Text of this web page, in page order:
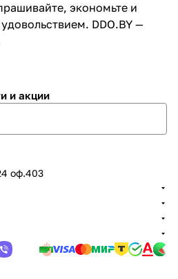
экономьте и
DDO.BY —
и акции
оф.403